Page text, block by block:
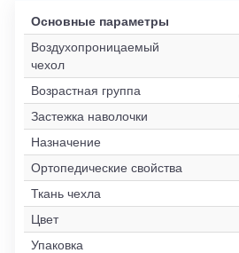
Основные параметры
Воздухопроницаемый
чехол
Возрастная группа
Застежка наволочки
Назначение
Ортопедические свойства
Ткань чехла
Цвет
Упаковка